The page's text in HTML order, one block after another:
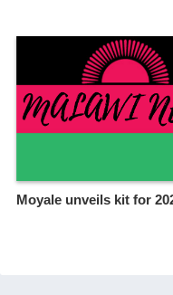
Moyale unveils kit for